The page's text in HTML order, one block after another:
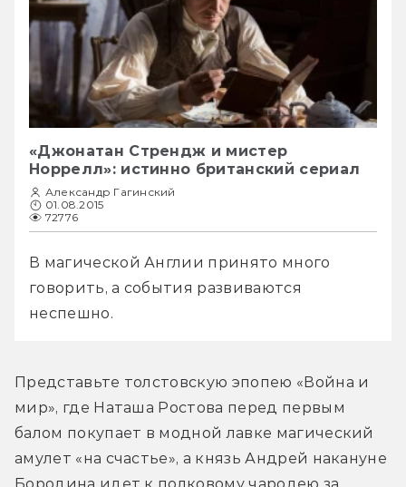
«Джонатан Стрендж и мистер
Норрелл»: истинно британский сериал
Александр Гагинский
01.08.2015
72776
В магической Англии принято много
говорить, а события развиваются
неспешно.
Представьте толстовскую эпопею «Война и
мир», где Наташа Ростова перед первым
балом покупает в модной лавке магический
амулет «на счастье», а князь Андрей накануне